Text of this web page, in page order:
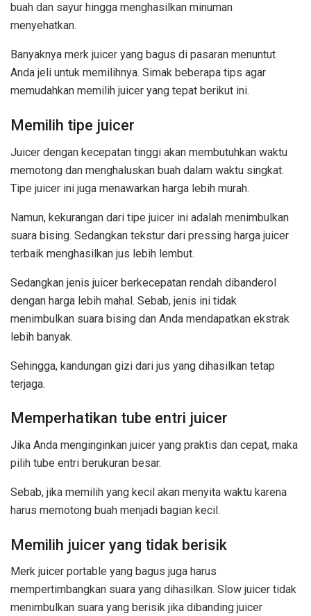
buah dan sayur hingga menghasilkan minuman
menyehatkan.
Banyaknya merk juicer yang bagus di pasaran menuntut
Anda jeli untuk memilihnya. Simak beberapa tips agar
memudahkan memilih juicer yang tepat berikut ini.
Memilih tipe juicer
Juicer dengan kecepatan tinggi akan membutuhkan waktu
memotong dan menghaluskan buah dalam waktu singkat.
Tipe juicer ini juga menawarkan harga lebih murah.
Namun, kekurangan dari tipe juicer ini adalah menimbulkan
suara bising. Sedangkan tekstur dari pressing harga juicer
terbaik menghasilkan jus lebih lembut.
Sedangkan jenis juicer berkecepatan rendah dibanderol
dengan harga lebih mahal. Sebab, jenis ini tidak
menimbulkan suara bising dan Anda mendapatkan ekstrak
lebih banyak.
Sehingga, kandungan gizi dari jus yang dihasilkan tetap
terjaga.
Memperhatikan tube entri juicer
Jika Anda menginginkan juicer yang praktis dan cepat, maka
pilih tube entri berukuran besar.
Sebab, jika memilih yang kecil akan menyita waktu karena
harus memotong buah menjadi bagian kecil.
Memilih juicer yang tidak berisik
Merk juicer portable yang bagus juga harus
mempertimbangkan suara yang dihasilkan. Slow juicer tidak
menimbulkan suara yang berisik jika dibanding juicer